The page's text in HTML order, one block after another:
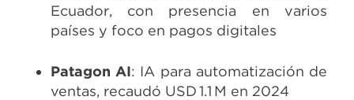
Ecuador, con presencia en varios
países y foco en pagos digitales
Patagon AI: IA para automatización de
ventas, recaudó USD 1.1 M en 2024